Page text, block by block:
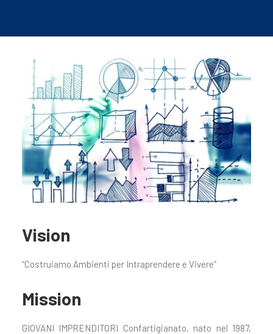
Ricerca
Vision
“Costruiamo Ambienti per Intraprendere e Vivere”
Mission
GIOVANI IMPRENDITORI Confartigianato, nato nel 1987,